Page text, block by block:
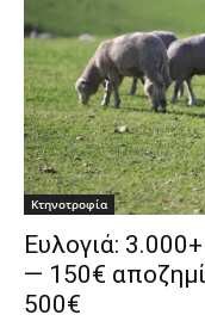
Κτηνοτροφία
Ευλογιά:
— 150€
500€